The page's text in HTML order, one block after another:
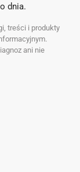
dnia.
treści i produkty
ani nie